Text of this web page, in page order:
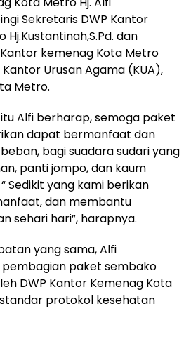
Sekretaris DWP Kantor
dan
kemenag Kota Metro
Urusan Agama (KUA),
Metro.
Alfi berharap, semoga paket
dapat bermanfaat dan
bagi suadara sudari yang
panti jompo, dan kaum
Sedikit yang kami berikan
dan membantu
sehari hari”, harapnya.
yang sama, Alfi
paket sembako
DWP Kantor Kemenag Kota
protokol kesehatan